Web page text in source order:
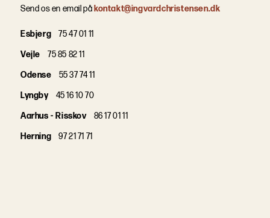
Send os en email på kontakt@ingvardchristensen.dk
Esbjerg
75 47 01 11
Vejle
75 85 82 11
Odense
55 37 74 11
Lyngby
45 16 10 70
Aarhus - Risskov
86 17 01 11
Herning
97 21 71 71